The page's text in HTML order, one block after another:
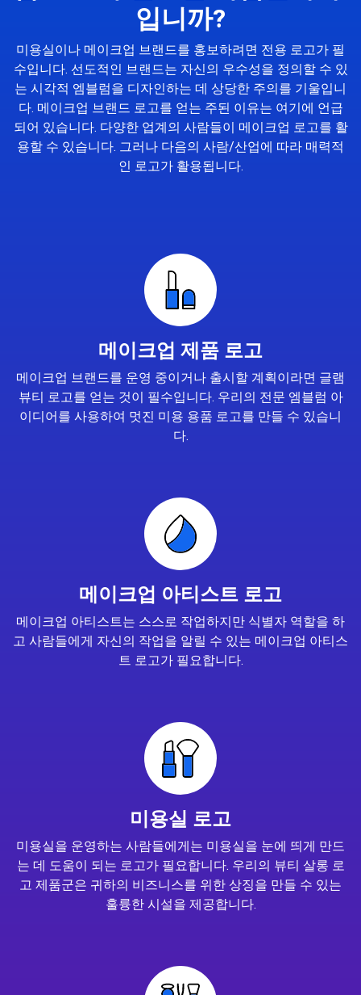
입니까?
미용실이나 메이크업 브랜드를 홍보하려면 전용 로고가 필
수입니다. 선도적인 브랜드는 자신의 우수성을 정의할 수 있
는 시각적 엠블럼을 디자인하는 데 상당한 주의를 기울입니
다. 메이크업 브랜드 로고를 얻는 주된 이유는 여기에 언급
되어 있습니다. 다양한 업계의 사람들이 메이크업 로고를 활
용할 수 있습니다. 그러나 다음의 사람/산업에 따라 매력적
인 로고가 활용됩니다.
메이크업 제품 로고
메이크업 브랜드를 운영 중이거나 출시할 계획이라면 글램
뷰티 로고를 얻는 것이 필수입니다. 우리의 전문 엠블럼 아
이디어를 사용하여 멋진 미용 용품 로고를 만들 수 있습니
다.
메이크업 아티스트 로고
메이크업 아티스트는 스스로 작업하지만 식별자 역할을 하
고 사람들에게 자신의 작업을 알릴 수 있는 메이크업 아티스
트 로고가 필요합니다.
미용실 로고
미용실을 운영하는 사람들에게는 미용실을 눈에 띄게 만드
는 데 도움이 되는 로고가 필요합니다. 우리의 뷰티 살롱 로
고 제품군은 귀하의 비즈니스를 위한 상징을 만들 수 있는
훌륭한 시설을 제공합니다.